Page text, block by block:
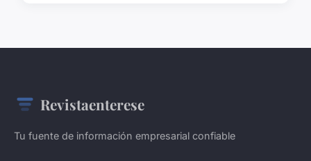
Revistaenterese
Tu fuente de información empresarial confiable